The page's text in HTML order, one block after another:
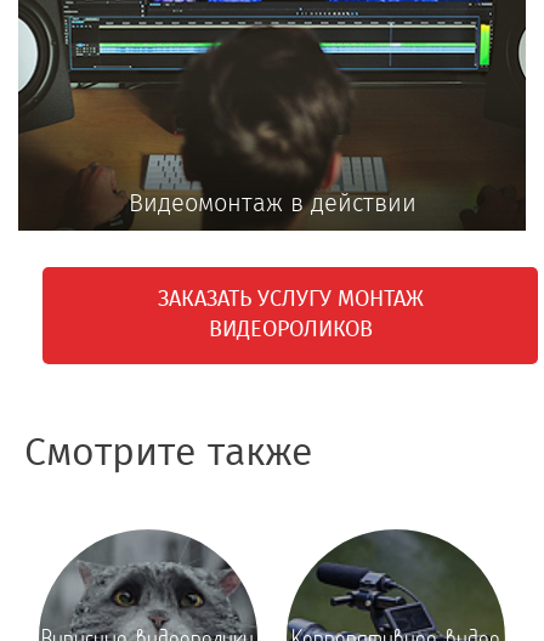
Видеомонтаж в действии
ЗАКАЗАТЬ УСЛУГУ МОНТАЖ
ВИДЕОРОЛИКОВ
Смотрите также